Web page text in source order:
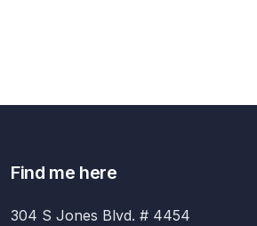
Find me here
304 S Jones Blvd. # 4454